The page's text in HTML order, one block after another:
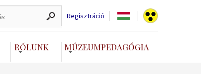
Regisztráció
RÓLUNK MÚZEUMPEDAGÓGIA